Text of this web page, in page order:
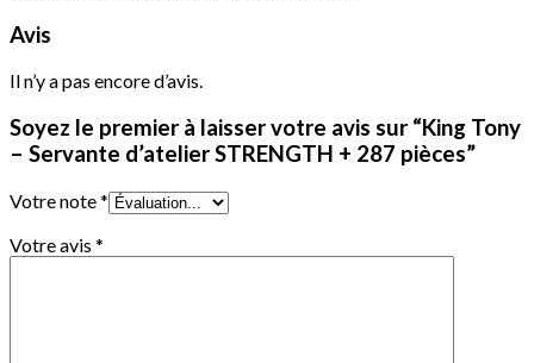
Avis
Il n’y a pas encore d’avis.
Soyez le premier à laisser votre avis sur “King Tony
– Servante d’atelier STRENGTH + 287 pièces”
Votre note*
Votre avis *